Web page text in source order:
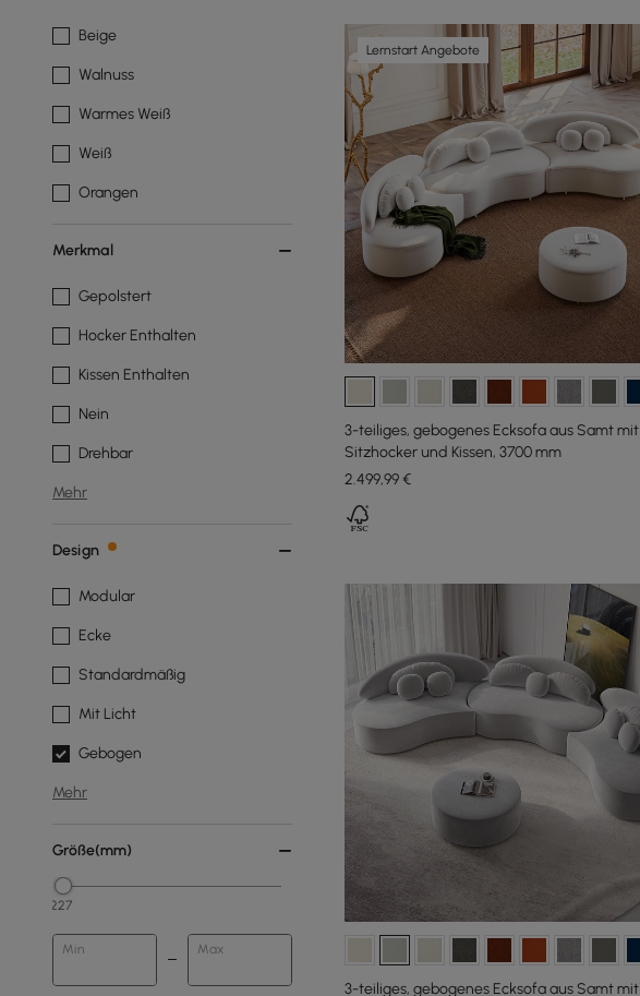
Beige
Walnuss
Warmes Weiß
Weiß
Orangen
Merkmal
Gepolstert
Hocker Enthalten
Kissen Enthalten
Nein
Drehbar
Mehr
Design
Modular
Ecke
Standardmäßig
Mit Licht
Gebogen
Mehr
Größe(mm)
227
Min Max
Lernstart Angebote
3-teiliges, gebogenes Ecksofa aus Samt mit
Sitzhocker und Kissen, 3700 mm
2.499,99€
3-teiliges, gebogenes Ecksofa aus Samt mit